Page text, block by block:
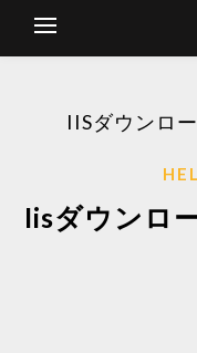
IISダウンロ
Iisダウンロ